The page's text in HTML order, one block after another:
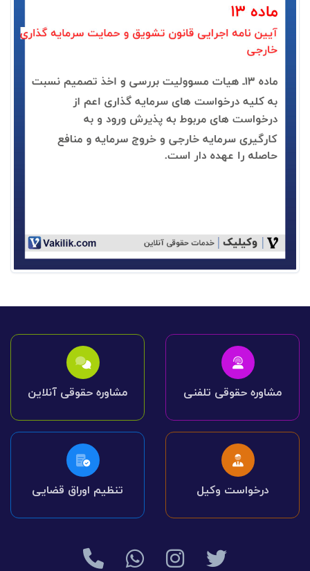
مشاوره حقوقی تلفنی مشاوره حقوقی آنلاین
درخواست وکیل تنظیم اوراق قضایی